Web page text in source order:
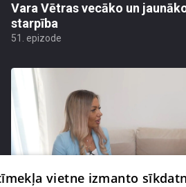
Vara Vētras vecāko un
starpība
51. epizode
vietne izmanto